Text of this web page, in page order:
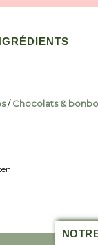
/Chocolats &